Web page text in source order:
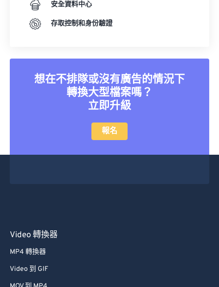
安全資料中心
存取控制和身份驗證
想在不排隊或沒有廣告的情況下
轉換大型檔案嗎？
立即升級
報名
Video 轉換器
MP4 轉換器
Video 到 GIF